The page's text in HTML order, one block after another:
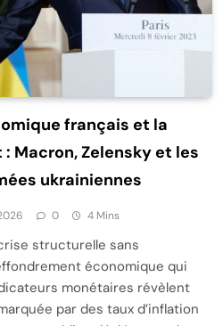
français et la
Macron, Zelensky et les
ukrainiennes
0 4 Mins
structurelle sans
économique qui
monétaires révèlent
par des taux d’inflation